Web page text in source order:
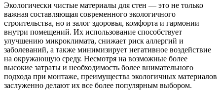
Экологически чистые материалы для стен — это не только
важная составляющая современного экологичного
строительства, но и залог здоровья, комфорта и гармонии
внутри помещений. Их использование способствует
улучшению микроклимата, снижает риск аллергий и
заболеваний, а также минимизирует негативное воздействие
на окружающую среду. Несмотря на возможные более
высокие затраты и необходимость более внимательного
подхода при монтаже, преимущества экологичных материалов
заслуженно делают их все более популярным выбором.